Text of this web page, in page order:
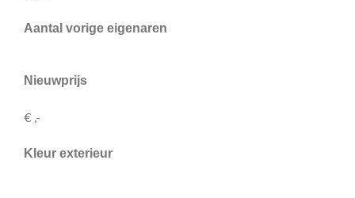
Aantal vorige eigenaren
Nieuwprijs
€ ,-
Kleur exterieur